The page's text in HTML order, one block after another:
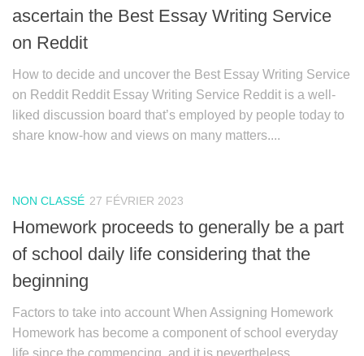
ascertain the Best Essay Writing Service
on Reddit
How to decide and uncover the Best Essay Writing Service
on Reddit Reddit Essay Writing Service Reddit is a well-
liked discussion board that’s employed by people today to
share know-how and views on many matters....
NON CLASSÉ 27 FÉVRIER 2023
Homework proceeds to generally be a part
of school daily life considering that the
beginning
Factors to take into account When Assigning Homework
Homework has become a component of school everyday
life since the commencing, and it is nevertheless